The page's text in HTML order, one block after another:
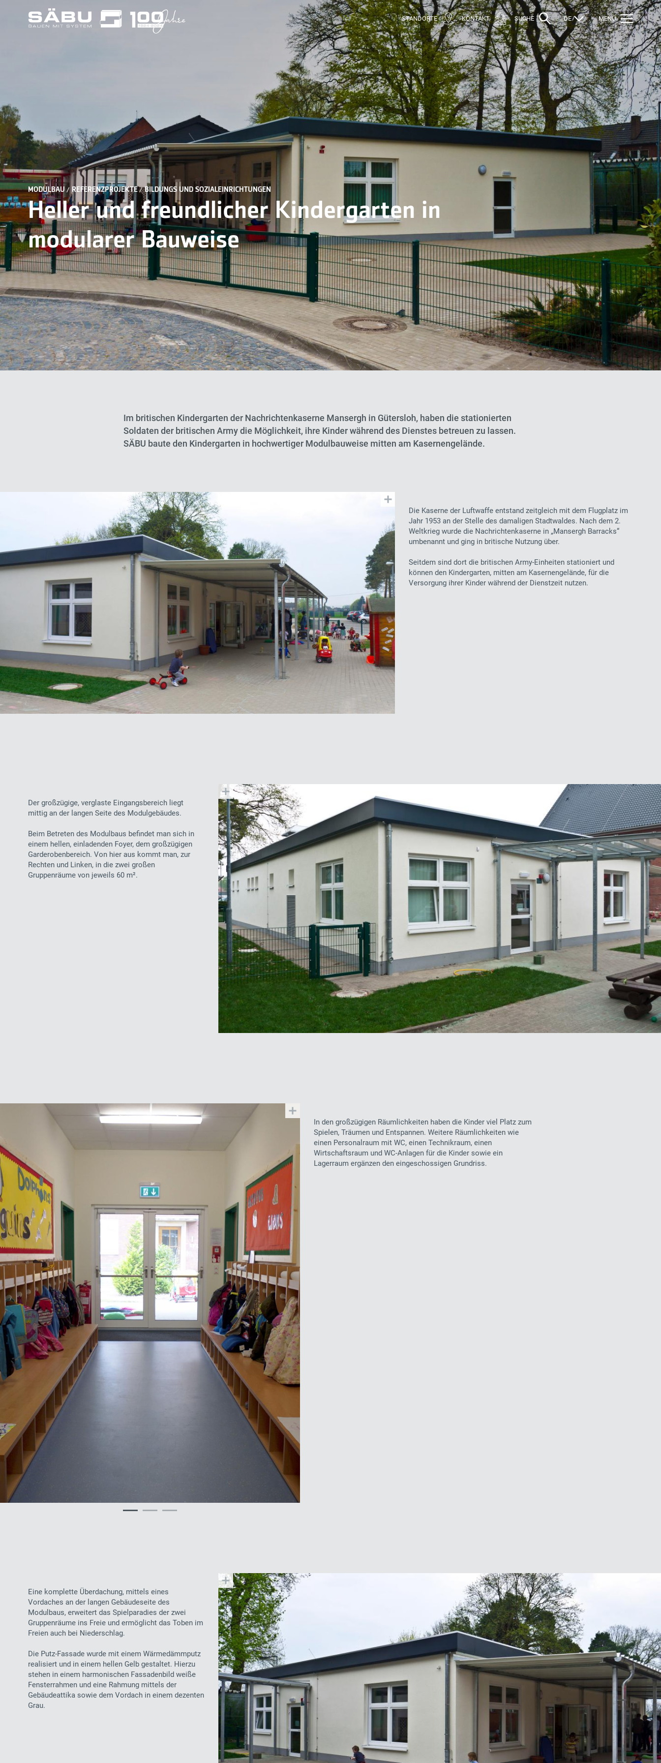
STANDORTE KONTAKT SUCHE DE MENÜ
MODULBAU REFERENZPROJEKTE BILDUNGS UND SOZIALEINRICHTUNGEN
Heller und freundlicher Kindergarten in
modularer Bauweise
Im britischen Kindergarten der Nachrichtenkaserne Mansergh in Gütersloh, haben die stationierten
Soldaten der britischen Army die Möglichkeit, ihre Kinder während des Dienstes betreuen zu lassen.
SÄBU baute den Kindergarten in hochwertiger Modulbauweise mitten am Kasernengelände.
Die Kaserne der Luftwaffe entstand zeitgleich mit dem Flugplatz im
Jahr 1953 an der Stelle des damaligen Stadtwaldes. Nach dem 2.
Weltkrieg wurde die Nachrichtenkaserne in „Mansergh Barracks“
umbenannt und ging in britische Nutzung über.
Seitdem sind dort die britischen Army-Einheiten stationiert und
können den Kindergarten, mitten am Kasernengelände, für die
Versorgung ihrer Kinder während der Dienstzeit nutzen.
Der großzügige, verglaste Eingangsbereich liegt
mittig an der langen Seite des Modulgebäudes.
Beim Betreten des Modulbaus befindet man sich in
einem hellen, einladenden Foyer, dem großzügigen
Garderobenbereich. Von hier aus kommt man, zur
Rechten und Linken, in die zwei großen
Gruppenräume von jeweils 60 m².
In den großzügigen Räumlichkeiten haben die Kinder viel Platz zum
Spielen, Träumen und Entspannen. Weitere Räumlichkeiten wie
einen Personalraum mit WC, einen Technikraum, einen
Wirtschaftsraum und WC-Anlagen für die Kinder sowie ein
Lagerraum ergänzen den eingeschossigen Grundriss.
Eine komplette Überdachung, mittels eines
Vordaches an der langen Gebäudeseite des
Modulbaus, erweitert das Spielparadies der zwei
Gruppenräume ins Freie und ermöglicht das Toben im
Freien auch bei Niederschlag.
Die Putz-Fassade wurde mit einem Wärmedämmputz
realisiert und in einem hellen Gelb gestaltet. Hierzu
stehen in einem harmonischen Fassadenbild weiße
Fensterrahmen und eine Rahmung mittels der
Gebäudeattika sowie dem Vordach in einem dezenten
Grau.